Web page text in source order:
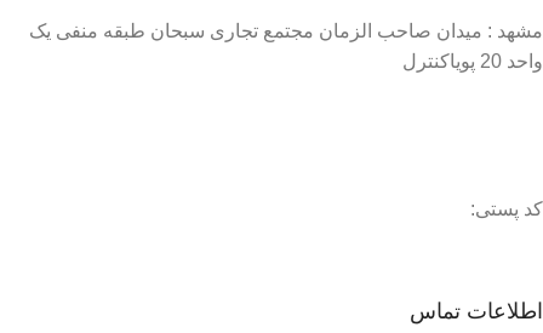
مشهد : میدان صاحب الزمان مجتمع تجاری سبحان طبقه منفی یک
واحد 20 پویاکنترل
کد پستی:
اطلاعات تماس